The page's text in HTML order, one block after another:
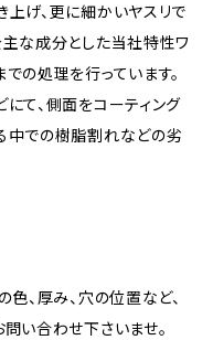
上げ、更に細かいヤスリで
な成分とした当社特性ワ
の処理を行っています。
て、側面をコーティング
中での樹脂割れなどの劣
色、厚み、穴の位置など、
問い合わせ下さいませ。